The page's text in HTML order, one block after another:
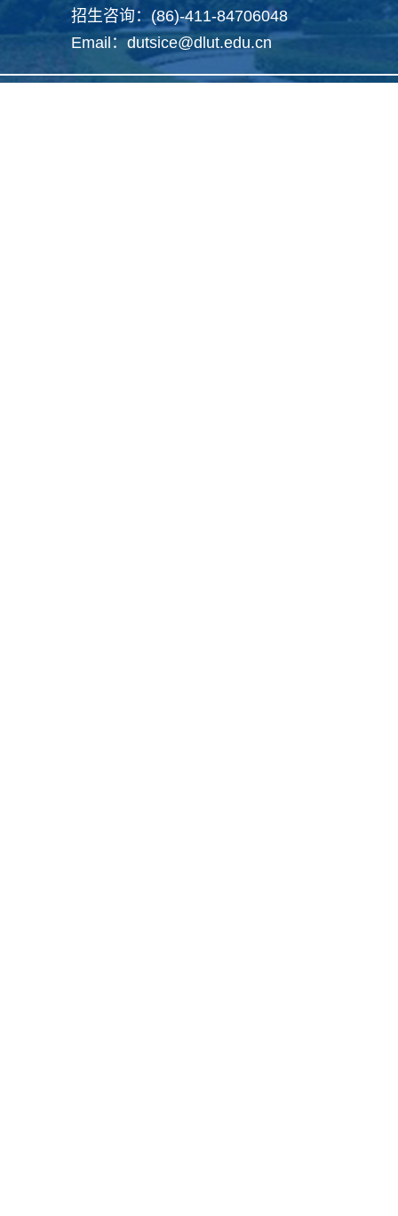
招生咨询：(86)-411-84706048
Email：dutsice@dlut.edu.cn